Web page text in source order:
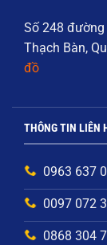
Số 248 đường
Thạch Bàn,
đồ
THÔNG TIN LIÊN
0963 637
0097 072
0868 304